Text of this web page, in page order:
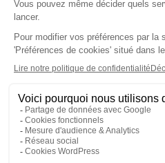
AUTOTOUR
Duo de luxe à Hawaï
12 jours - À partir de
Honolulu - Maui - Oahu -